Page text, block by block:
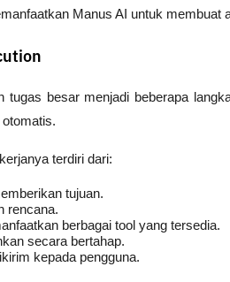
Manus AI untuk
tugas besar menjadi beberapa
terdiri dari:
tujuan.
rencana.
berbagai tool yang tersedia.
secara bertahap.
kepada pengguna.